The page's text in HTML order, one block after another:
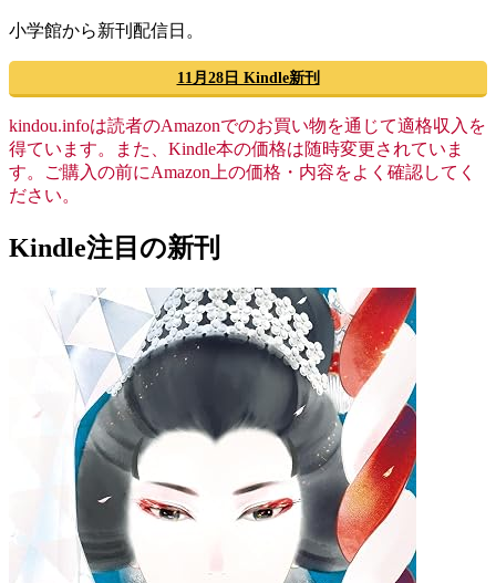
小学館から新刊配信日。
11月28日 Kindle新刊
kindou.infoは読者のAmazonでのお買い物を通じて適格収入を
得ています。また、Kindle本の価格は随時変更されていま
す。ご購入の前にAmazon上の価格・内容をよく確認してく
ださい。
Kindle注目の新刊